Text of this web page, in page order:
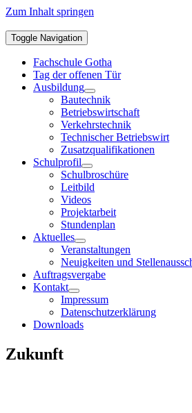
Zum Inhalt springen
Toggle Navigation
Fachschule Gotha
Tag der offenen Tür
Ausbildung
Bautechnik
Betriebswirtschaft
Verkehrstechnik
Technischer Betriebswirt
Zusatzqualifikationen
Schulprofil
Schulbroschüre
Leitbild
Videos
Projektarbeit
Stundenplan
Aktuelles
Veranstaltungen
Neuigkeiten und
Auftragsvergabe
Kontakt
Impressum
Datenschutzerklärung
Downloads
Zukunft